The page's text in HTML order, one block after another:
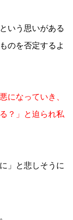
いう思いがある
のを否定するよ
になっていき、
？」と迫られ私
」と悲しそうに